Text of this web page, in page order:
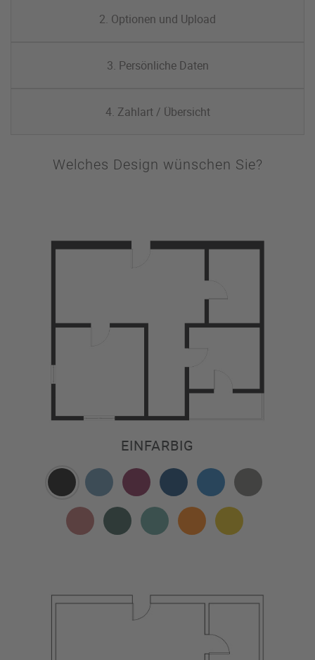
2. Optionen und Upload
3. Persönliche Daten
4. Zahlart / Übersicht
Welches Design wünschen Sie?
EINFARBIG